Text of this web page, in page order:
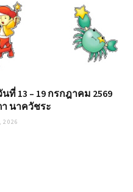
13 – 19 กรกฎาคม 2569
นาควัชระ
2026